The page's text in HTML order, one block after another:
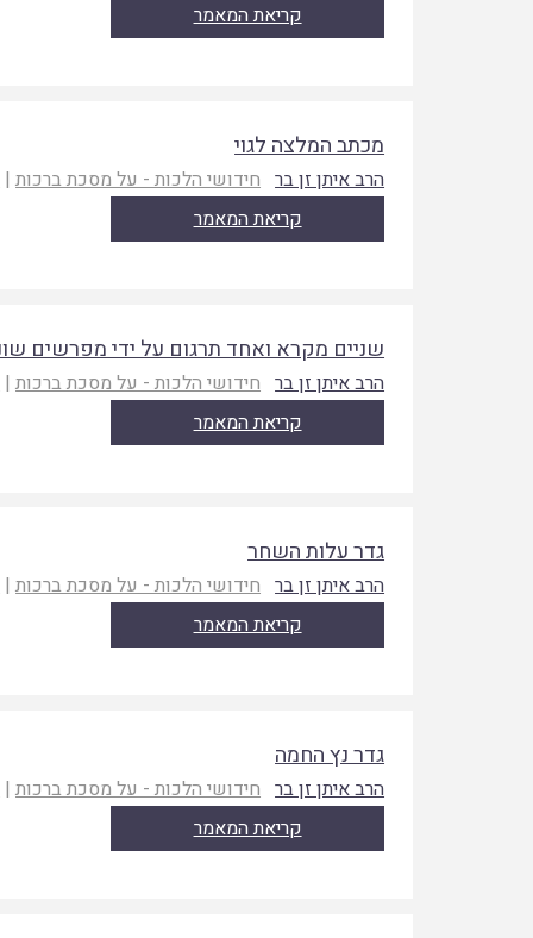
קריאת המאמר
מכתב המלצה לגוי
הרב איתן זן בר חידושי הלכות - על מסכת ברכות |
קריאת המאמר
שניים מקרא ואחד תרגום על ידי מפרשים
הרב איתן זן בר חידושי הלכות - על מסכת ברכות |
קריאת המאמר
גדר עלות השחר
הרב איתן זן בר חידושי הלכות - על מסכת ברכות |
קריאת המאמר
גדר נץ החמה
הרב איתן זן בר חידושי הלכות - על מסכת ברכות |
קריאת המאמר